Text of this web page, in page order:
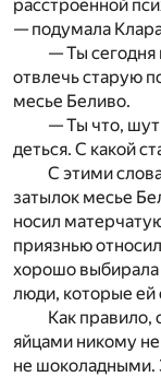
расстроенной
— подумала
— Ты сегодня
отвлечь­ старую
месье Беливо.­
— Ты что,
деться. С какой
С этими
затылок месье
носил
приязнью
хорошо выбирала
люди, которые ей
Как
яйцами никому не
не шоколадными.­